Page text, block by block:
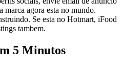
marca agora esta no mundo.
Se esta no Hotmart, iFood
tambem.
5 Minutos